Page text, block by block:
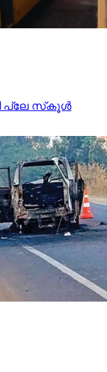
പ്ലേ സ്‌കൂള്‍